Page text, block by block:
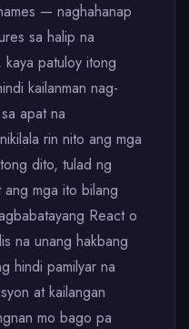
— naghahanap
sa halip na
patuloy itong
kailanman nag-
apat na
rin nito ang mga
dito, tulad ng
mga ito bilang
React o
na unang hakbang
hindi pamilyar na
at kailangan
mo bago pa